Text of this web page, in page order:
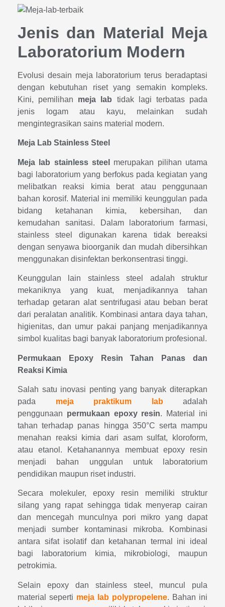
Jenis dan Material Meja
Laboratorium Modern
Evolusi desain meja laboratorium terus beradaptasi
dengan kebutuhan riset yang semakin kompleks.
Kini, pemilihan meja lab tidak lagi terbatas pada
jenis logam atau kayu, melainkan sudah
mengintegrasikan sains material modern.
Meja Lab Stainless Steel
Meja lab stainless steel
merupakan pilihan utama
bagi laboratorium yang berfokus pada kegiatan yang
melibatkan reaksi kimia berat atau penggunaan
bahan korosif. Material ini memiliki keunggulan pada
bidang ketahanan kimia, kebersihan, dan
kemudahan sanitasi. Dalam laboratorium farmasi,
stainless steel digunakan karena tidak bereaksi
dengan senyawa bioorganik dan mudah dibersihkan
menggunakan disinfektan berkonsentrasi tinggi.
Keunggulan lain stainless steel adalah struktur
mekaniknya yang kuat, menjadikannya tahan
terhadap getaran alat sentrifugasi atau beban berat
dari peralatan analitik. Kombinasi antara daya tahan,
higienitas, dan umur pakai panjang menjadikannya
simbol kualitas bagi banyak laboratorium profesional.
Permukaan Epoxy Resin Tahan Panas dan
Reaksi Kimia
Salah satu inovasi penting yang banyak diterapkan
pada meja praktikum lab adalah
penggunaan permukaan epoxy resin. Material ini
tahan terhadap panas hingga 350°C serta mampu
menahan reaksi kimia dari asam sulfat, kloroform,
atau etanol. Ketahanannya membuat epoxy resin
menjadi bahan unggulan untuk laboratorium
pendidikan maupun riset industri.
Secara molekuler, epoxy resin memiliki struktur
silang yang rapat sehingga tidak menyerap cairan
dan mencegah munculnya pori mikro yang dapat
menjadi sumber kontaminasi mikroba. Kombinasi
antara sifat isolatif dan ketahanan termal ini ideal
bagi laboratorium kimia, mikrobiologi, maupun
petrokimia.
Selain epoxy dan stainless steel, muncul pula
material seperti meja lab polypropelene. Bahan ini